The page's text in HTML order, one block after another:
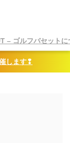
– ゴルフバセットに
します❢